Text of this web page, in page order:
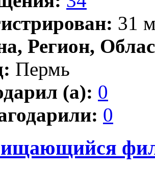
31
Регион,
Пермь
(а): 0
0